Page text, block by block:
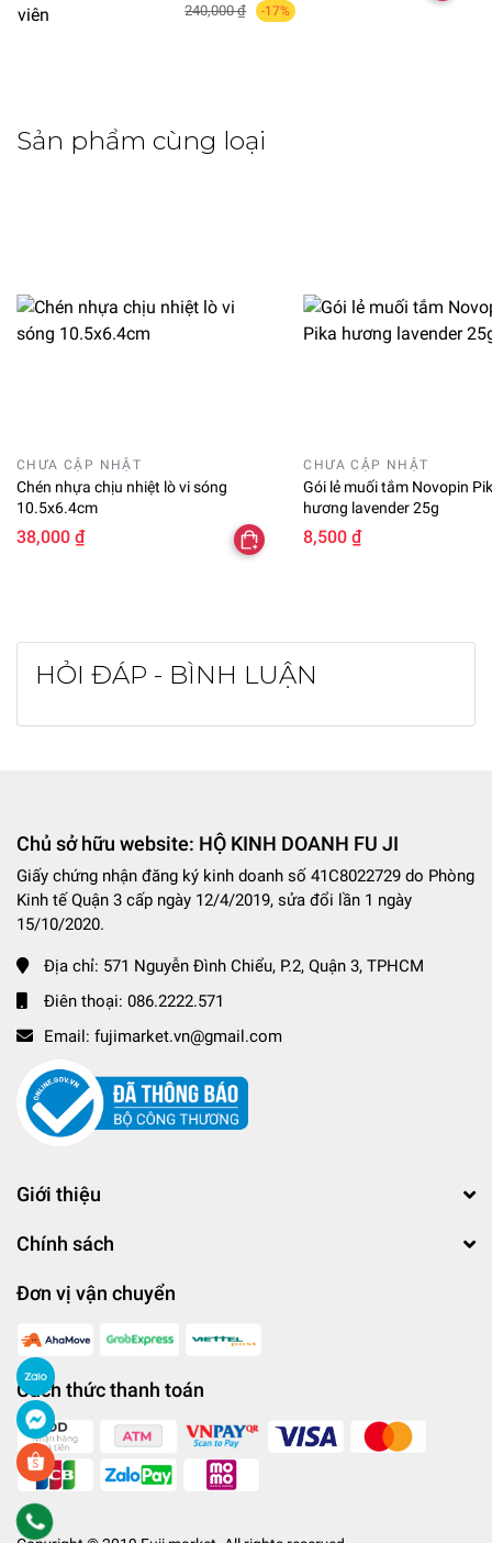
240,000 ₫ -17%
Sản phẩm cùng loại
CHƯA CẬP NHẬT
Chén nhựa chịu nhiệt lò vi sóng
10.5x6.4cm
38,000 ₫
CHƯA CẬP NHẬT
Gói lẻ muối tắm Novopin
hương lavender 25g
8,500 ₫
HỎI ĐÁP - BÌNH LUẬN
Chủ sở hữu website: HỘ KINH DOANH FU JI
Giấy chứng nhận đăng ký kinh doanh số 41C8022729 do Phòng
Kinh tế Quận 3 cấp ngày 12/4/2019, sửa đổi lần 1 ngày
15/10/2020.
Địa chỉ: 571 Nguyễn Đình Chiểu, P.2, Quận 3, TPHCM
Điên thoại: 086.2222.571
Email: fujimarket.vn@gmail.com
Giới thiệu
Chính sách
Đơn vị vận chuyển
Cách thức thanh toán